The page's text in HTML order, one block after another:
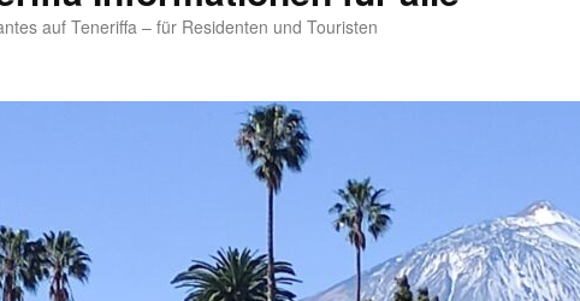
auf Teneriffa – für Residenten und Touristen